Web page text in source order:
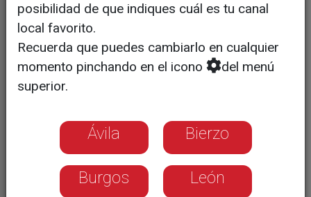
posibilidad de que indiques cuál es tu canal
local favorito.
Recuerda que puedes cambiarlo en cualquier
momento pinchando en el icono
del menú
superior.
Ávila Bierzo
Burgos León